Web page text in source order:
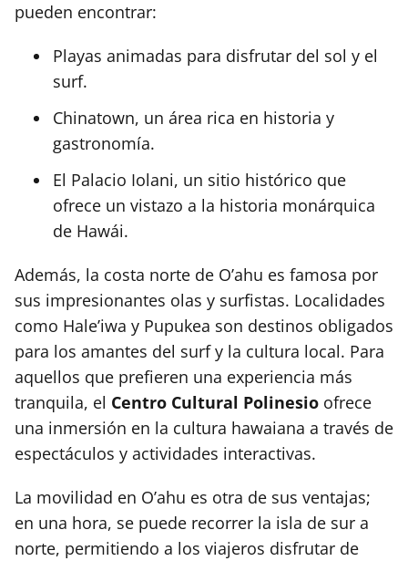
pueden encontrar:
Playas animadas para disfrutar del sol y el
surf.
Chinatown, un área rica en historia y
gastronomía.
El Palacio Iolani, un sitio histórico que
ofrece un vistazo a la historia monárquica
de Hawái.
Además, la costa norte de O’ahu es famosa por
sus impresionantes olas y surfistas. Localidades
como Hale’iwa y Pupukea son destinos obligados
para los amantes del surf y la cultura local. Para
aquellos que prefieren una experiencia más
tranquila, el Centro Cultural Polinesio ofrece
una inmersión en la cultura hawaiana a través de
espectáculos y actividades interactivas.
La movilidad en O’ahu es otra de sus ventajas;
en una hora, se puede recorrer la isla de sur a
norte, permitiendo a los viajeros disfrutar de